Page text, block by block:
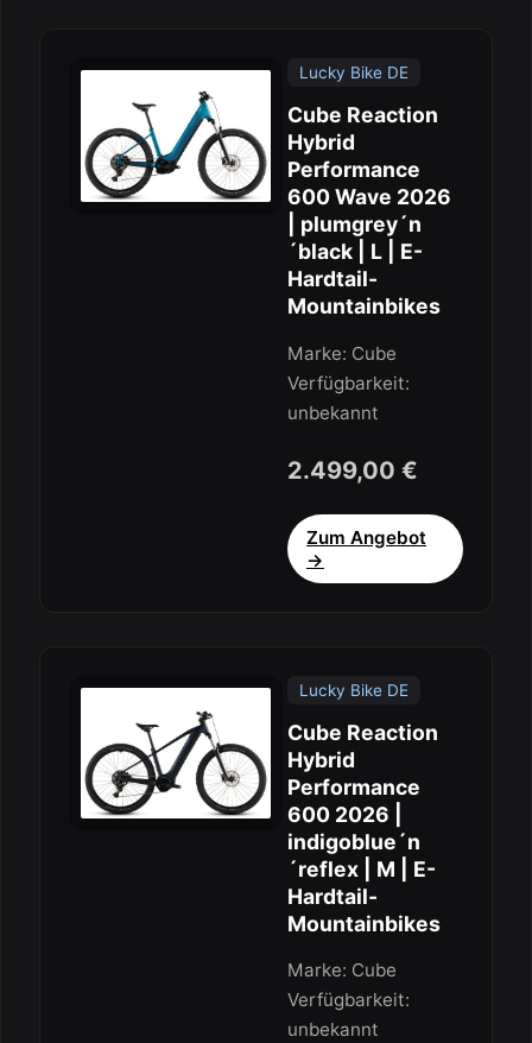
Lucky Bike DE
Cube Reaction
Hybrid
Performance
600 Wave 2026
| plumgrey´n
´black | L | E-
Hardtail-
Mountainbikes
Marke: Cube
Verfügbarkeit:
unbekannt
2.499,00 €
Zum Angebot
→
Lucky Bike DE
Cube Reaction
Hybrid
Performance
600 2026 |
indigoblue´n
´reflex | M | E-
Hardtail-
Mountainbikes
Marke: Cube
Verfügbarkeit:
unbekannt